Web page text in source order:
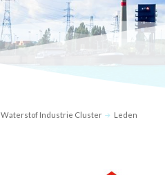
Waterstof Industrie Cluster Leden